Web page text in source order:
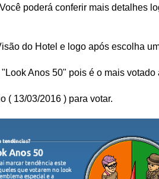
poderá conferir mais detalhes
do Hotel e logo após escolha
Anos 50" pois é o mais votado
( 13/03/2016 ) para votar.